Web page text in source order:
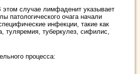
этом случае лимфаденит указывает
патологического очага начали
инфекции, такие как
туляремия, туберкулез, сифилис,
процесса: